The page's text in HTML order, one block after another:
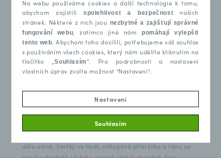
Tropické noci a spánek: jak
zvládnout horko v ložnici
10.6.2026
déle usíná, častěji se budí, odkopává přikrývku a ráno se
Na webu používáme cookies a další technologie k tomu,
abychom zajistili
spolehlivost a bezpečnost
našich
stránek. Některé z nich jsou nezbytné a zajišťují správné
fungování webu, zatímco jiné nám
pomáhají vylepšit
tento web. Abychom toho docílili, potřebujeme váš souhlas
s používáním všech cookies, který nám udělíte kliknutím na
tlačítko „Souhlasím“. Pro podrobnosti a nastavení
vlastních úprav zvolte možnost "Nastavení".
Nastavení
Souhlasím